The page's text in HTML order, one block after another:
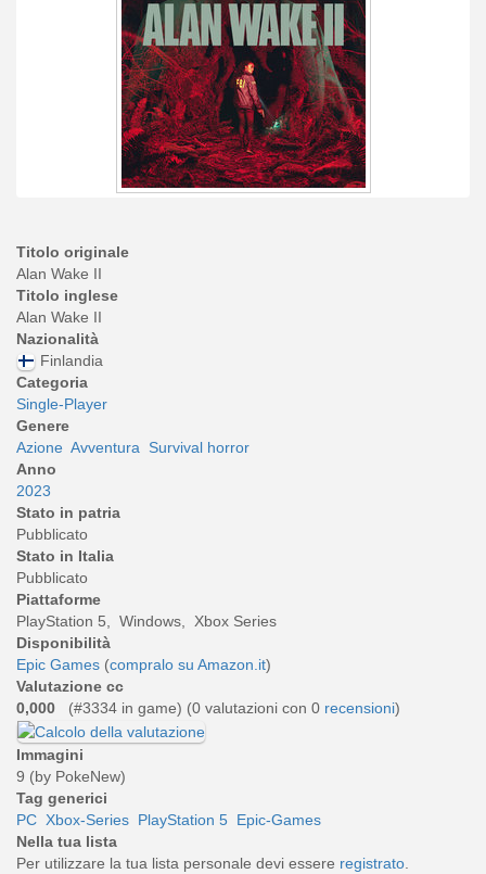
Titolo originale
Alan Wake II
Titolo inglese
Alan Wake II
Nazionalità
Finlandia
Categoria
Single-Player
Genere
Azione Avventura Survival horror
Anno
2023
Stato in patria
Pubblicato
Stato in Italia
Pubblicato
Piattaforme
PlayStation 5, Windows, Xbox Series
Disponibilità
Epic Games (compralo su Amazon.it)
Valutazione cc
0,000
(#3334 in game) (0 valutazioni con 0 recensioni)
Immagini
9 (by PokeNew)
Tag generici
PC Xbox-Series PlayStation 5 Epic-Games
Nella tua lista
Per utilizzare la tua lista personale devi essere registrato